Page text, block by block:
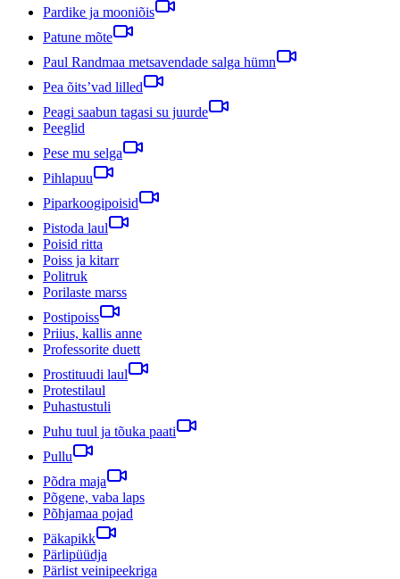
Pardike ja mooniõis
Patune mõte
Paul Randmaa metsavendade salga hümn
Pea õits’vad lilled
Peagi saabun tagasi su juurde
Peeglid
Pese mu selga
Pihlapuu
Piparkoogipoisid
Pistoda laul
Poisid ritta
Poiss ja kitarr
Politruk
Porilaste marss
Postipoiss
Priius, kallis anne
Professorite duett
Prostituudi laul
Protestilaul
Puhastustuli
Puhu tuul ja tõuka paati
Pullu
Põdra maja
Põgene, vaba laps
Põhjamaa pojad
Päkapikk
Pärlipüüdja
Pärlist veinipeekriga